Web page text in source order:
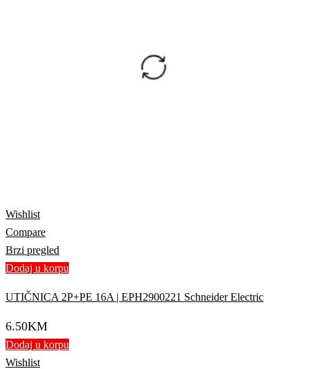
Wishlist
Compare
Brzi pregled
Dodaj u korpu
UTIČNICA 2P+PE 16A | EPH2900221 Schneider Electric
6.50KM
Dodaj u korpu
Wishlist